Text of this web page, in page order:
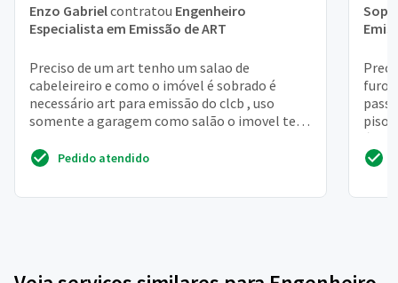
Enzo Gabrielcontratou Engenheiro
Especialista em Emissão de ART
Preciso de um art tenho um salao de
cabeleireiro e como o imóvel é sobrado é
necessário art para emissão do clcb , uso
somente a garagem como salão o imovel tem
Pedido atendido
furo
piso
área